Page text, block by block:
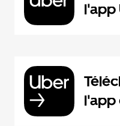
l'app
l'app